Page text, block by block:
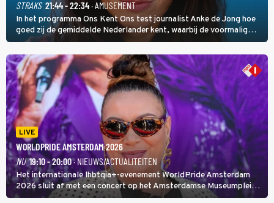
STRAKS 21:44 - 22:34· AMUSEMENT
In het programma Ons Kent Ons test journalist Anke de Jong hoe
goed zij de gemiddelde Nederlander kent, waarbij de voormalig
hoofdredacteur van modebladen Glamour en Elle het samen met
rapper Keizer opneemt tegen Edson da Graça en Marc-Marie
Huijbregts.
LIVE
WORLDPRIDE AMSTERDAM 2026
NU 19:10 - 20:00· NIEUWS/ACTUALITEITEN
Het internationale lhbtqia+-evenement WorldPride Amsterdam
2026 sluit af met een concert op het Amsterdamse Museumplein.
Anita Doth is een van de optredende artiesten. In de jaren 90